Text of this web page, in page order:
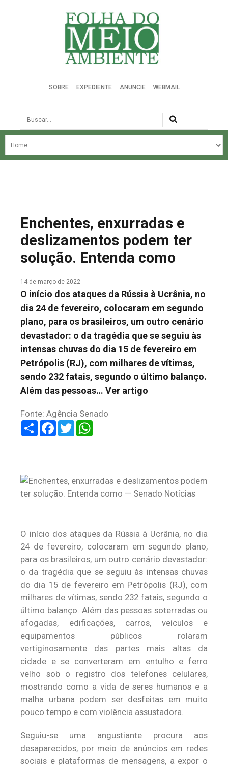
Folha do Meio Ambiente
SOBRE EXPEDIENTE ANUNCIE WEBMAIL
Busca
NOSSA HISTÓRIA
COLUNA DO MEIO
FALE CONOSCO
Enchentes, enxurradas e
deslizamentos podem ter
solução. Entenda como
14 de março de 2022
O início dos ataques da Rússia à Ucrânia, no
dia 24 de fevereiro, colocaram em segundo
plano, para os brasileiros, um outro cenário
devastador: o da tragédia que se seguiu às
intensas chuvas do dia 15 de fevereiro em
Petrópolis (RJ), com milhares de vítimas,
sendo 232 fatais, segundo o último balanço.
Além das pessoas… Ver artigo
Fonte: Agência Senado
ShareFacebook
Twitter
O início dos ataques da Rússia à Ucrânia, no dia
24 de fevereiro, colocaram em segundo plano,
para os brasileiros, um outro cenário devastador:
o da tragédia que se seguiu às intensas chuvas
do dia 15 de fevereiro em Petrópolis (RJ), com
milhares de vítimas, sendo 232 fatais, segundo o
último balanço. Além das pessoas soterradas ou
afogadas, edificações, carros, veículos e
equipamentos públicos rolaram
vertiginosamente das partes mais altas da
cidade e se converteram em entulho e ferro
velho sob o registro dos telefones celulares,
mostrando como a vida de seres humanos e a
malha urbana podem ser desfeitas em muito
pouco tempo e com violência assustadora.
Seguiu-se uma angustiante procura aos
desaparecidos, por meio de anúncios em redes
sociais e plataformas de mensagens, a expor o